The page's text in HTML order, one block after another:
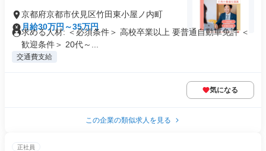
京都府京都市伏見区竹田東小屋ノ内町
月給30万円～35万円
求める人材: ＜必須条件＞ 高校卒業以上 要普通自動車免許 ＜
歓迎条件＞ 20代～...
交通費支給
気になる
この企業の類似求人を見る
正社員